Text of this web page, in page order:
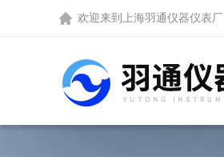
欢迎来到 上海羽通仪器仪表厂